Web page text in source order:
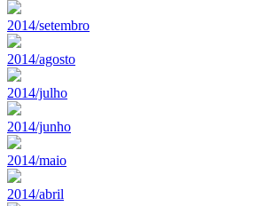
2014/setembro
2014/agosto
2014/julho
2014/junho
2014/maio
2014/abril